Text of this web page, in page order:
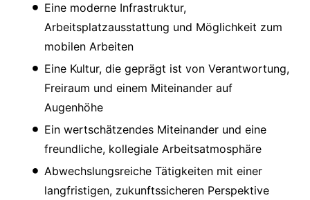
Eine moderne Infrastruktur,
Arbeitsplatzausstattung und Möglichkeit zum
mobilen Arbeiten
Eine Kultur, die geprägt ist von Verantwortung,
Freiraum und einem Miteinander auf
Augenhöhe
Ein wertschätzendes Miteinander und eine
freundliche, kollegiale Arbeitsatmosphäre
Abwechslungsreiche Tätigkeiten mit einer
langfristigen, zukunftssicheren Perspektive